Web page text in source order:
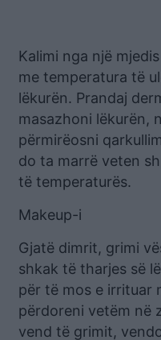
Kalimi nga një
me temperatura të
lëkurën. Prandaj
masazhoni lëkurën,
përmirëosni
do ta marrë veten
të temperaturës.
Makeup-i
Gjatë dimrit, grimi
shkak të tharjes së
për të mos e irrituar
përdoreni vetëm në
vend të grimit,